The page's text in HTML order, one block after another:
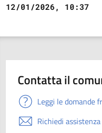
12/01/2026, 10:37
Contatta il
Leggi le domande
Richiedi assistenza